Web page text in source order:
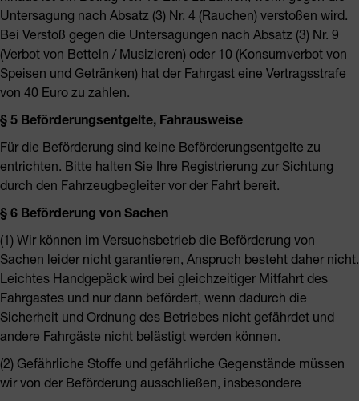
Untersagung nach Absatz (3) Nr. 4 (Rauchen) verstoßen wird.
Bei Verstoß gegen die Untersagungen nach Absatz (3) Nr. 9
(Verbot von Betteln / Musizieren) oder 10 (Konsumverbot von
Speisen und Getränken) hat der Fahrgast eine Vertragsstrafe
von 40 Euro zu zahlen.
§ 5 Beförderungsentgelte, Fahrausweise
Für die Beförderung sind keine Beförderungsentgelte zu
entrichten. Bitte halten Sie Ihre Registrierung zur Sichtung
durch den Fahrzeugbegleiter vor der Fahrt bereit.
§ 6 Beförderung von Sachen
(1) Wir können im Versuchsbetrieb die Beförderung von
Sachen leider nicht garantieren, Anspruch besteht daher nicht.
Leichtes Handgepäck wird bei gleichzeitiger Mitfahrt des
Fahrgastes und nur dann befördert, wenn dadurch die
Sicherheit und Ordnung des Betriebes nicht gefährdet und
andere Fahrgäste nicht belästigt werden können.
(2) Gefährliche Stoffe und gefährliche Gegenstände müssen
wir von der Beförderung ausschließen, insbesondere